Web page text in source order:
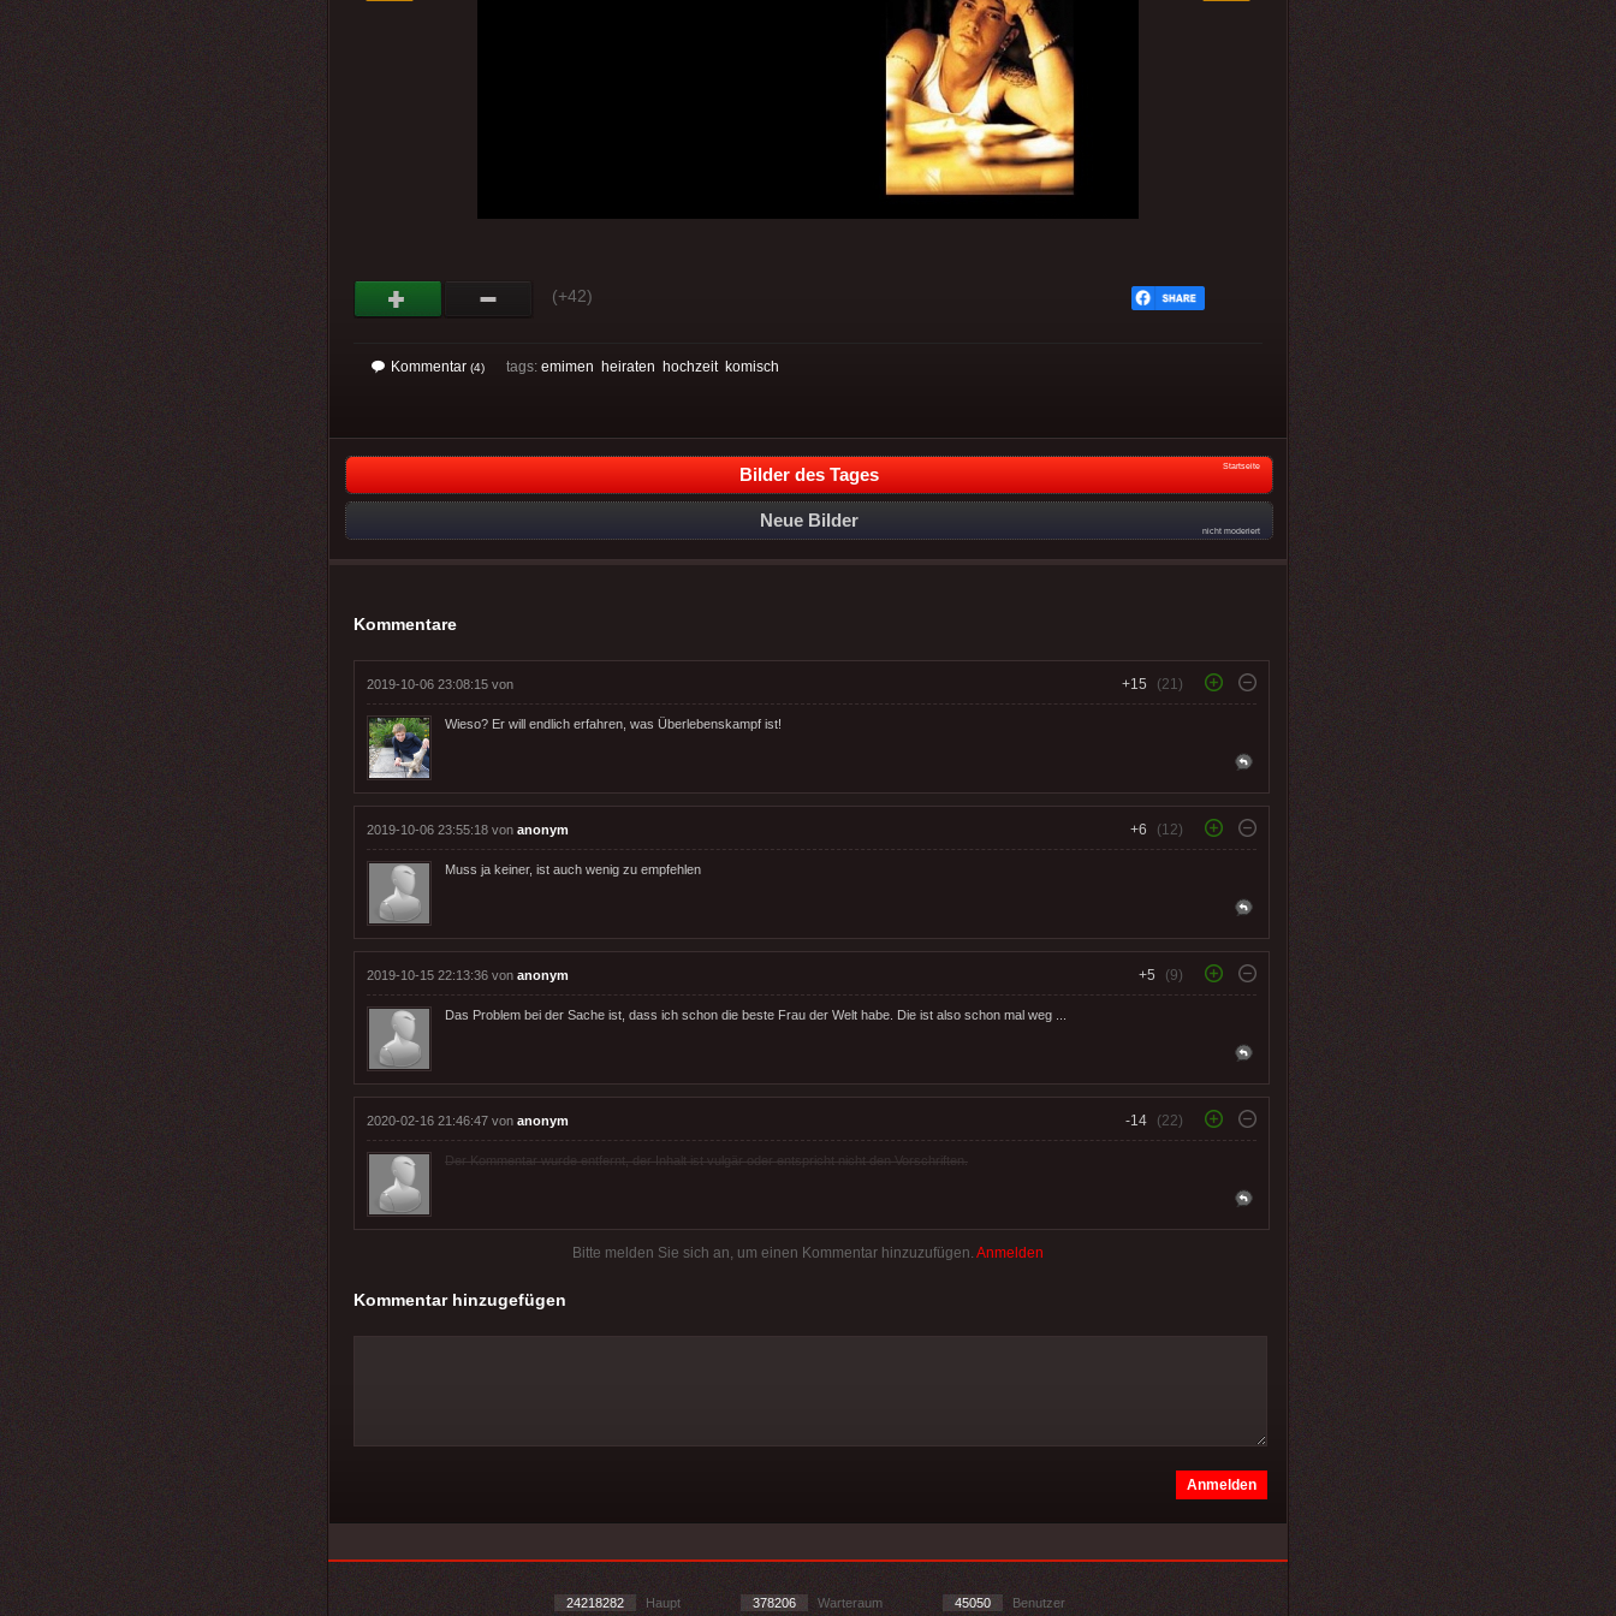
(+42)
Kommentar (4) tags: emimen heiraten hochzeit komisch
Bilder des Tages Startseite
Neue Bilder
nicht moderiert
Kommentare
2019-10-06 23:08:15 von +15 (21)
Wieso? Er will endlich erfahren, was Überlebenskampf ist!
2019-10-06 23:55:18 von anonym +6 (12)
Muss ja keiner, ist auch wenig zu empfehlen
2019-10-15 22:13:36 von anonym +5 (9)
Das Problem bei der Sache ist, dass ich schon die beste Frau der Welt habe. Die ist also schon mal weg ...
2020-02-16 21:46:47 von anonym -14 (22)
Der Kommentar wurde entfernt, der Inhalt ist vulgär oder entspricht nicht den Vorschriften.
Bitte melden Sie sich an, um einen Kommentar hinzuzufügen. Anmelden
Kommentar hinzugefügen
24218282 Haupt 378206 Warteraum 45050 Benutzer